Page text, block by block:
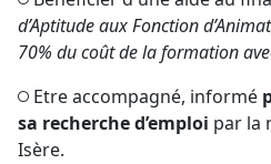
d’Aptitude aux Fonction
70% du coût de la formation
Etre accompagné, informé
sa recherche d’emploi par la
Isère.